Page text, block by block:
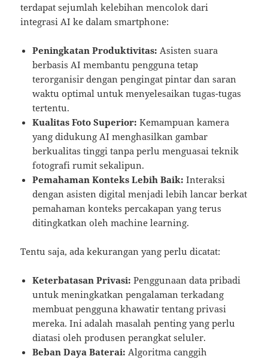
terdapat sejumlah kelebihan mencolok dari
integrasi AI ke dalam smartphone:
Peningkatan Produktivitas: Asisten suara
berbasis AI membantu pengguna tetap
terorganisir dengan pengingat pintar dan saran
waktu optimal untuk menyelesaikan tugas-tugas
tertentu.
Kualitas Foto Superior: Kemampuan kamera
yang didukung AI menghasilkan gambar
berkualitas tinggi tanpa perlu menguasai teknik
fotografi rumit sekalipun.
Pemahaman Konteks Lebih Baik: Interaksi
dengan asisten digital menjadi lebih lancar berkat
pemahaman konteks percakapan yang terus
ditingkatkan oleh machine learning.
Tentu saja, ada kekurangan yang perlu dicatat:
Keterbatasan Privasi: Penggunaan data pribadi
untuk meningkatkan pengalaman terkadang
membuat pengguna khawatir tentang privasi
mereka. Ini adalah masalah penting yang perlu
diatasi oleh produsen perangkat seluler.
Beban Daya Baterai: Algoritma canggih